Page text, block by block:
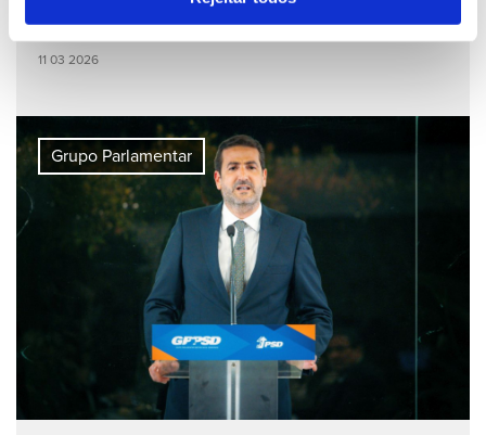
político”
11 03 2026
Grupo Parlamentar